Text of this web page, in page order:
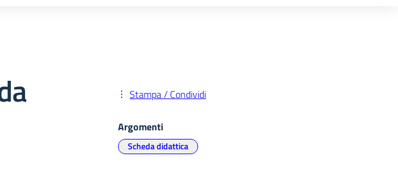
Stampa / Condividi
Argomenti
Scheda didattica